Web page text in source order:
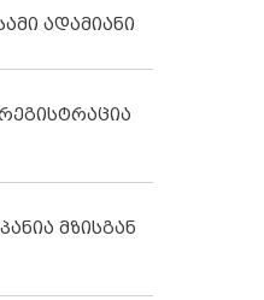
ადამიანი
მზისგან